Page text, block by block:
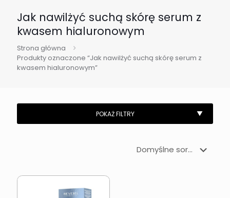
Jak nawilżyć suchą skórę serum z
kwasem hialuronowym
Strona główna
Produkty oznaczone “Jak nawilżyć suchą skórę serum z
kwasem hialuronowym”